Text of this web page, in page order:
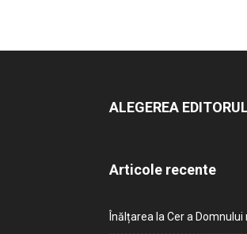
ALEGEREA
Articole recente
Înălțarea la Cer a